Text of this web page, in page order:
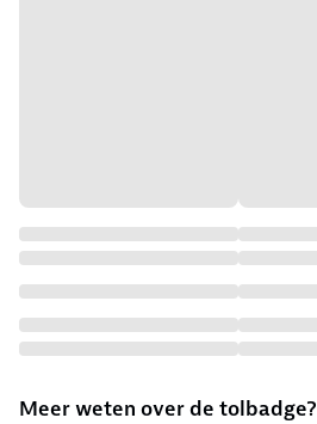
Meer weten over de tolbadge?